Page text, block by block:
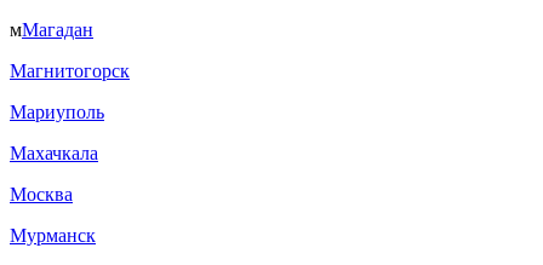
мМагадан
Магнитогорск
Мариуполь
Махачкала
Москва
Мурманск